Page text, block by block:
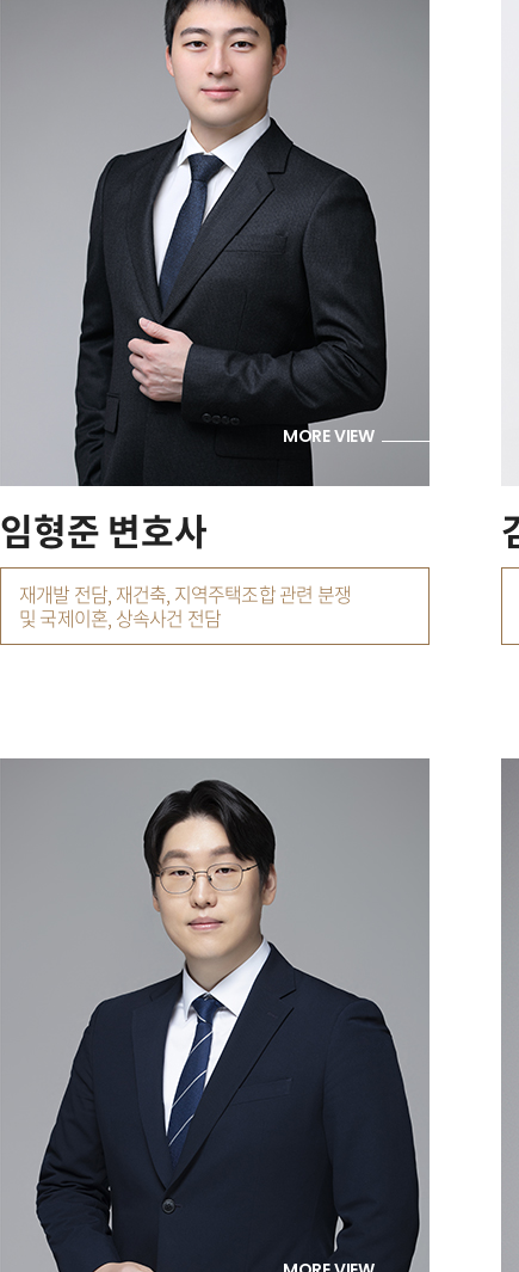
MORE VIEW
임형준 변호사
재개발 전담, 재건축, 지역주택조합 관련 분쟁
및 국제이혼, 상속사건 전담